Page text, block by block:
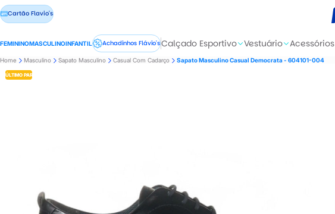
Cartão Flavio's
FEMININOMASCULINOINFANTIL Achadinhos Flávio'sCalçado Esportivo Vestuário Acessórios
Home Masculino Sapato Masculino Casual Com Cadarço Sapato Masculino Casual Democrata - 604101-004
ÚLTIMO PAR